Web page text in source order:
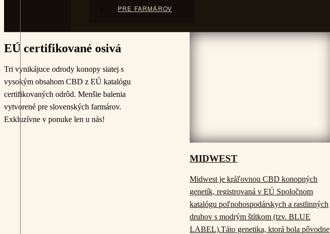
PRE FARMÁROV
EÚ certifikované osivá
Tri vynikájuce odrody konopy siatej s
vysokým obsahom CBD z EÚ katalógu
certifikovaných odrôd. Menšie balenia
vytvorené pre slovenských farmárov.
Exkluzívne v ponuke len u nás!
MIDWEST
Midwest je kráľovnou CBD konopných
genetík, registrovaná v EÚ Spoločnom
katalógu poľnohospodárskych a rastlinných
druhov s modrým štítkom (tzv. BLUE
LABEL).Táto genetika, ktorá bola pôvodne